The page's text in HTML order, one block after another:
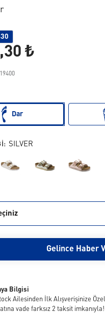
₺
Dar
SILVER
37 38 39
Gelince Haber
Bilgisi
Ailesinden İlk Alışverişinize
vade farksız 2 taksit